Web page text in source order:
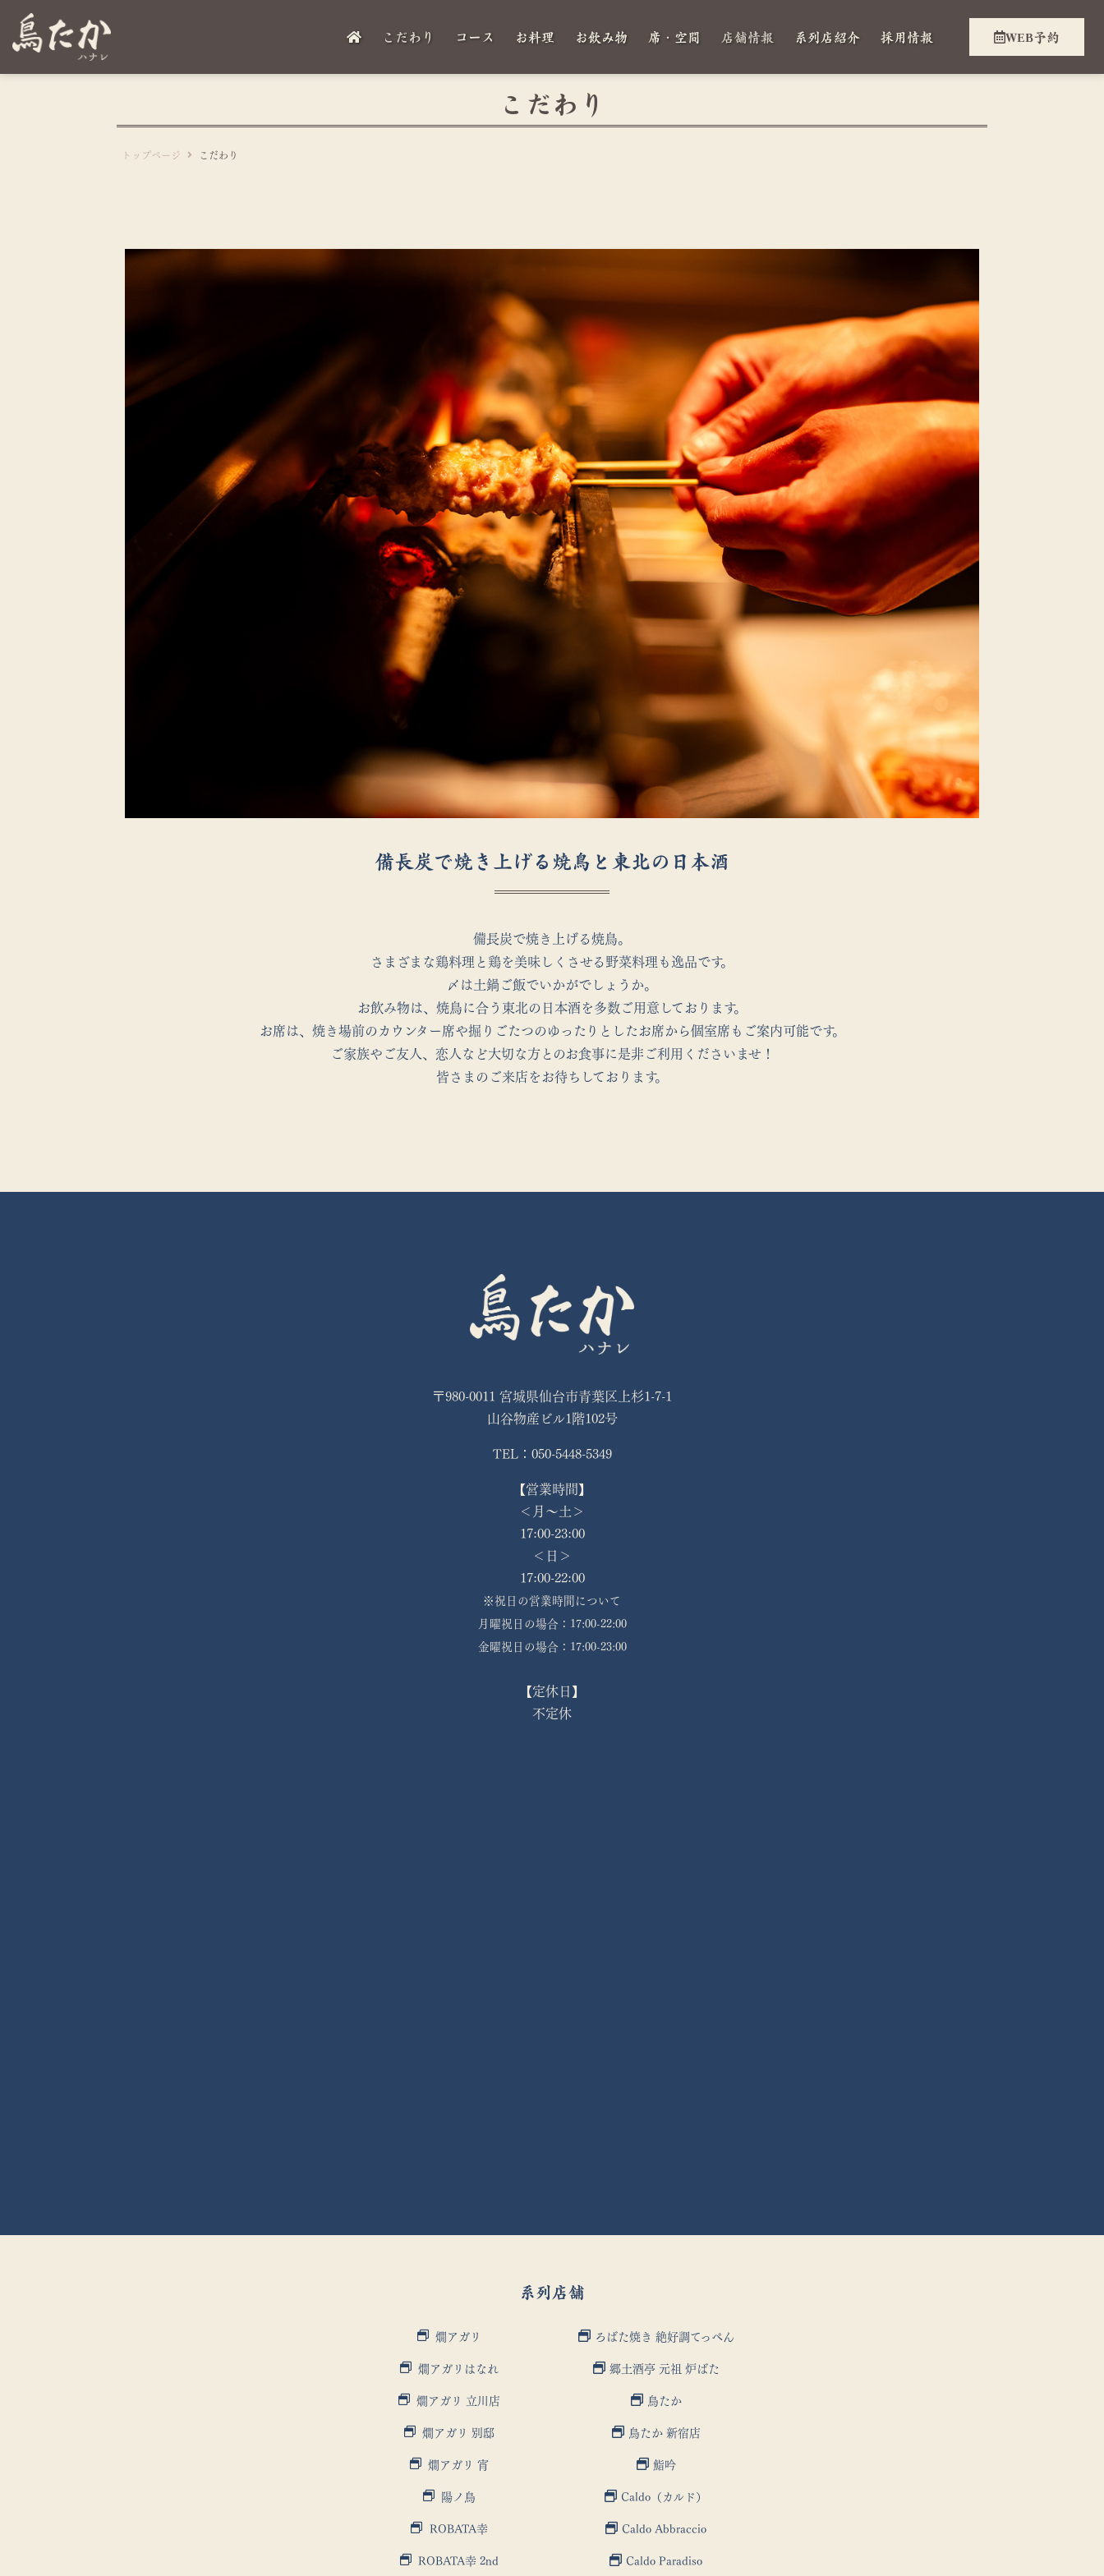
こだわり コース お料理 お飲み物 席・空間 店舗情報 系列店紹介 採用情報 WEB予約
こだわり
トップページ こだわり
備長炭で焼き上げる焼鳥と 東北の日本酒
備長炭で焼き上げる焼鳥。
さまざまな鶏料理と鶏を美味しくさせる野菜料理も逸品です。
〆は土鍋ご飯でいかがでしょうか。
お飲み物は、焼鳥に合う東北の日本酒を多数ご用意しております。
お席は、焼き場前のカウンター席や掘りごたつのゆったりとしたお席から個室席もご案内可能です。
ご家族やご友人、恋人など大切な方とのお食事に是非ご利用くださいませ！
皆さまのご来店をお待ちしております。
〒980-0011 宮城県仙台市青葉区上杉1-7-1
山谷物産ビル1階102号
TEL：050-5448-5349
【営業時間】
＜月〜土＞
17:00-23:00
＜日＞
17:00-22:00
※祝日の営業時間について
月曜祝日の場合：17:00-22:00
金曜祝日の場合：17:00-23:00
【定休日】
不定休
系列店舗
燗アガリ
燗アガリはなれ
燗アガリ 立川店
燗アガリ 別邸
燗アガリ 宵
陽ノ鳥
ROBATA幸
ROBATA幸 2nd
ろばた焼き 絶好調てっぺん
郷土酒亭 元祖 炉ばた
鳥たか
鳥たか 新宿店
鮨吟
Caldo（カルド）
Caldo Abbraccio
Caldo Paradiso